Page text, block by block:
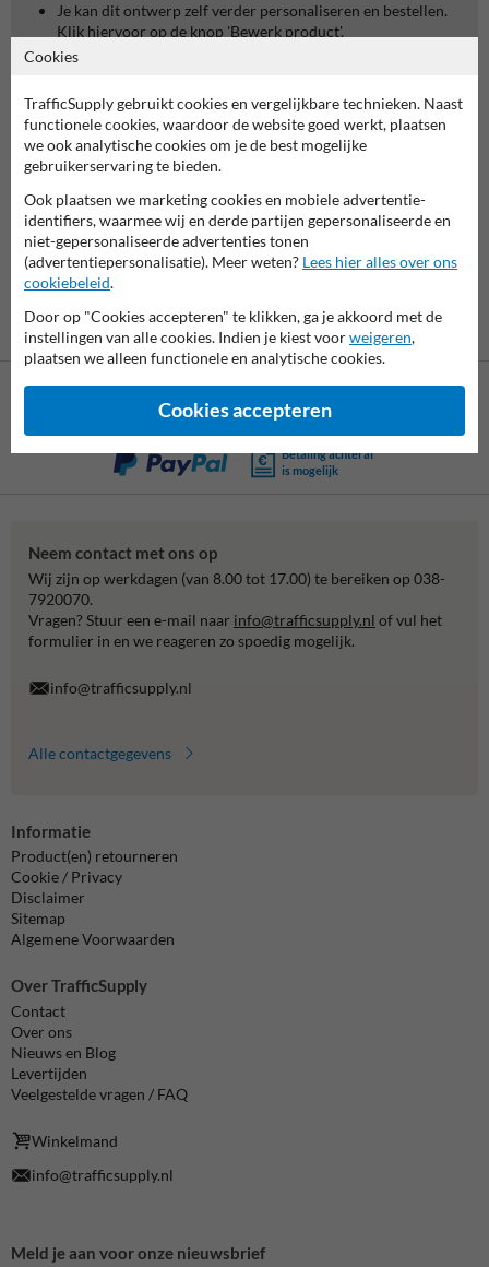
Je kan dit ontwerp zelf verder personaliseren en bestellen.
Klik hiervoor op de knop 'Bewerk product'.
7062reviews
Betaling achteraf
is mogelijk
Neem contact met ons op
Wij zijn op werkdagen (van 8.00 tot 17.00) te bereiken op 038-
7920070.
Vragen? Stuur een e-mail naar info@trafficsupply.nl of vul het
formulier in en we reageren zo spoedig mogelijk.
info@trafficsupply.nl
Alle contactgegevens
Informatie
Product(en) retourneren
Cookie / Privacy
Disclaimer
Sitemap
Algemene Voorwaarden
Over TrafficSupply
Contact
Over ons
Nieuws en Blog
Levertijden
Veelgestelde vragen / FAQ
Winkelmand
info@trafficsupply.nl
Meld je aan voor onze nieuwsbrief
Cookies
TrafficSupply gebruikt cookies en vergelijkbare technieken. Naast
functionele cookies, waardoor de website goed werkt, plaatsen
we ook analytische cookies om je de best mogelijke
gebruikerservaring te bieden.
Ook plaatsen we marketing cookies en mobiele advertentie-
identifiers, waarmee wij en derde partijen gepersonaliseerde en
niet-gepersonaliseerde advertenties tonen
(advertentiepersonalisatie). Meer weten? Lees hier alles over ons
cookiebeleid.
Door op "Cookies accepteren" te klikken, ga je akkoord met de
instellingen van alle cookies. Indien je kiest voorweigeren,
plaatsen we alleen functionele en analytische cookies.
Cookies accepteren